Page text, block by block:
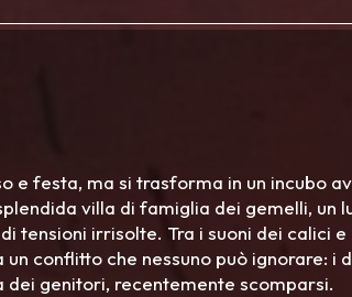
e festa, ma si trasforma in un incubo
villa di famiglia dei gemelli, un
tensioni irrisolte. Tra i suoni dei calici e
conflitto che nessuno può ignorare: i
genitori, recentemente scomparsi.